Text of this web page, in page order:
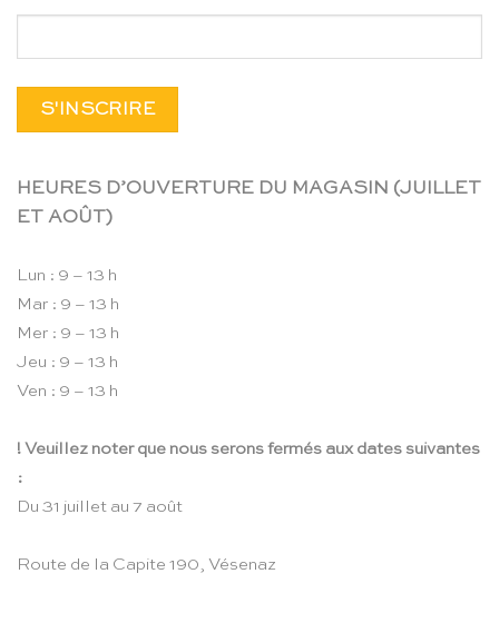
HEURES D’OUVERTURE DU MAGASIN (JUILLET
ET AOÛT)
Lun : 9 – 13 h
Mar : 9 – 13 h
Mer : 9 – 13 h
Jeu : 9 – 13 h
Ven : 9 – 13 h
! Veuillez noter que nous serons fermés aux dates suivantes
:
Du 31 juillet au 7 août
Route de la Capite 190, Vésenaz